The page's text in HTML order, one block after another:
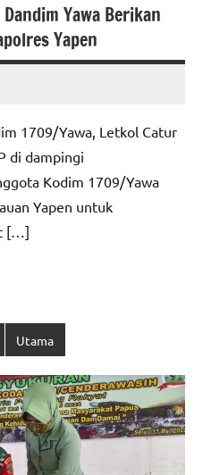
Yawa Berikan
Yapen
1709/Yawa, Letkol Catur
di dampingi
Kodim 1709/Yawa
Yapen untuk
[…]
Utama